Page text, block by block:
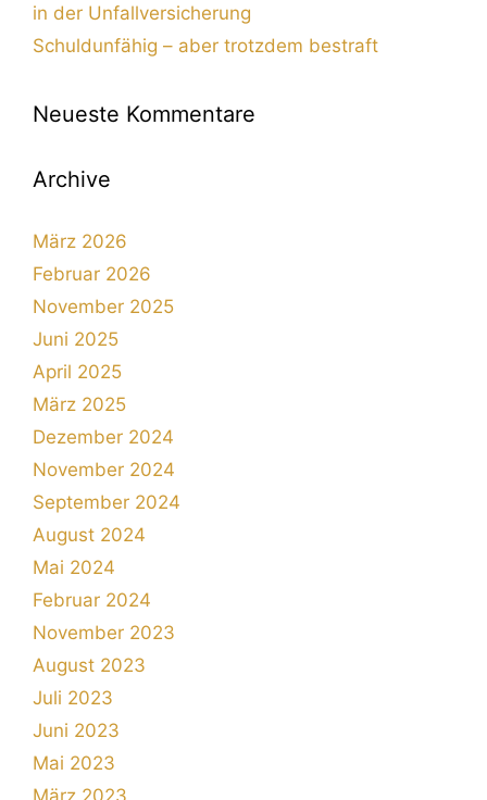
in der Unfallversicherung
Schuldunfähig – aber trotzdem bestraft
Neueste Kommentare
Archive
März 2026
Februar 2026
November 2025
Juni 2025
April 2025
März 2025
Dezember 2024
November 2024
September 2024
August 2024
Mai 2024
Februar 2024
November 2023
August 2023
Juli 2023
Juni 2023
Mai 2023
März 2023